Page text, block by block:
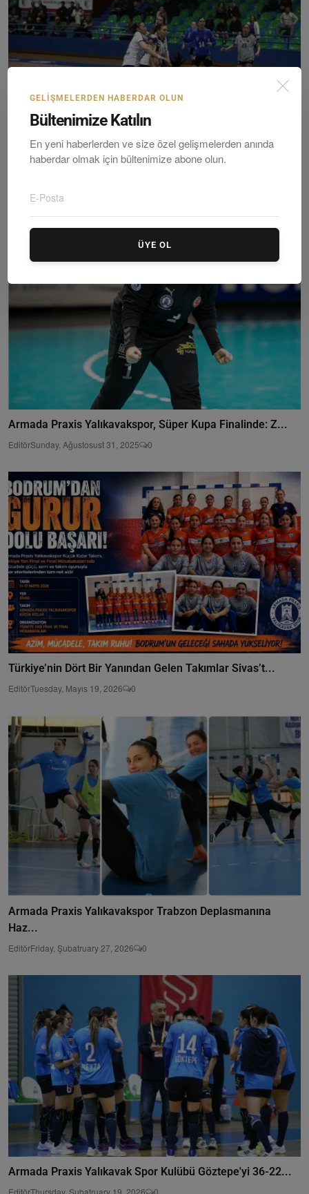
Saturday, March 14, 2026
Armada Praxis Yalıkavakspor, Süper Kupa Finalinde: Z...
EditörSunday, Ağustosust 31, 2025 0
Türkiye’nin Dört Bir Yanından Gelen Takımlar Sivas’t...
EditörTuesday, Mayıs 19, 2026 0
Armada Praxis Yalıkavakspor Trabzon Deplasmanına
Haz...
EditörFriday, Şubatruary 27, 2026 0
Armada Praxis Yalıkavak Spor Kulübü Göztepe'yi 36-22...
EditörThursday, Şubatruary 19, 2026 0
GELIŞMELERDEN HABERDAR OLUN
Bültenimize Katılın
En yeni haberlerden ve size özel gelişmelerden anında
haberdar olmak için bültenimize abone olun.
ÜYE OL